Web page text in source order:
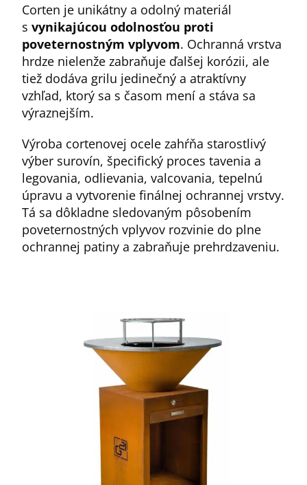
Corten je unikátny a odolný materiál
s vynikajúcou odolnosťou proti
poveternostným vplyvom. Ochranná vrstva
hrdze nielenže zabraňuje ďalšej korózii, ale
tiež dodáva grilu jedinečný a atraktívny
vzhľad, ktorý sa s časom mení a stáva sa
výraznejším.
Výroba cortenovej ocele zahŕňa starostlivý
výber surovín, špecifický proces tavenia a
legovania, odlievania, valcovania, tepelnú
úpravu a vytvorenie finálnej ochrannej vrstvy.
Tá sa dôkladne sledovaným pôsobením
poveternostných vplyvov rozvinie do plne
ochrannej patiny a zabraňuje prehrdzaveniu.